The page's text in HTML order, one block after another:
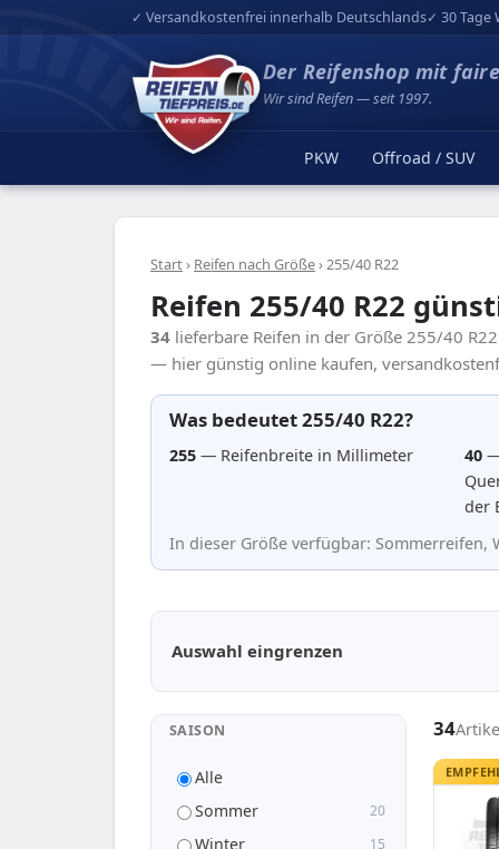
✓ Versandkostenfrei innerhalb Deutschlands✓ 30 Tage
Der Reifenshop mit
Wir sind Reifen — seit 1997.
PKW Offroad / SUV
Start› Reifen nach Größe›255/40 R22
Reifen 255/40 R22
34 lieferbare Reifen in der Größe 255/40
— hier günstig online kaufen,
Was bedeutet 255/40 R22?
255 — Reifenbreite in Millimeter 40—
der
In dieser Größe verfügbar: Sommerreifen,
Auswahl eingrenzen
SAISON
Alle
Sommer
20
Winter 15
Passende Reifen in 255/40 R22
34